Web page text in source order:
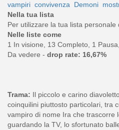
vampiri convivenza Demoni
Nella tua lista
Per utilizzare la tua lista personale
Nelle liste come
1 In visione, 13 Completo, 1
Da vedere - drop rate: 16,67%
Trama: Il piccolo e carino
coinquilini piuttosto particolari, tra
vampiro di nome Ira che trascorre
guardando la TV, lo sfortunato